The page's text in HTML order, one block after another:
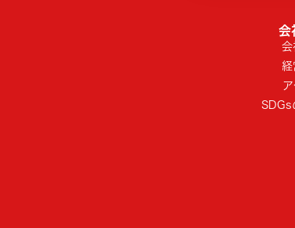
会
会
経
SDGs